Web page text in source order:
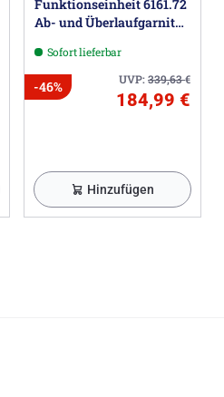
Funktionseinheit 6161.72
Ab- und Überlaufgarnitur
Sofort lieferbar
UVP:339,63€
-46%
184,99 €
Hinzufügen